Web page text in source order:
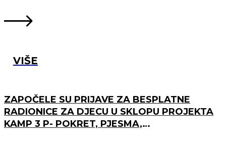
VIŠE
ZAPOČELE SU PRIJAVE ZA BESPLATNE
RADIONICE ZA DJECU U SKLOPU PROJEKTA
KAMP 3 P- POKRET, PJESMA,